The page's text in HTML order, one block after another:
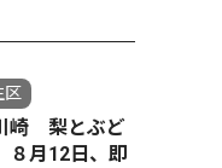
区
崎 梨とぶど
月12日、即